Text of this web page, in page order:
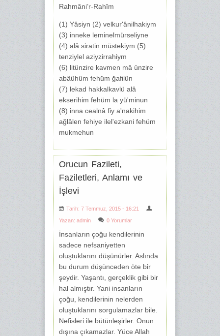
Rahmâni’r-Rahîm
(1) Yâsiyn (2) velkur'ânilhakiym
(3) inneke leminelmürseliyne
(4) alâ siratin müstekiym (5)
tenziylel aziyzirrahiym
(6) litünzire kavmen mâ ünzire
abâühüm fehüm ğafilûn
(7) lekad hakkalkavlü alâ
ekserihim fehüm la yü'minun
(8) inna cealnâ fiy a'nakihim
ağlâlen fehiye ilel'ezkani fehüm
mukmehun
Orucun Fazileti,
Faziletleri, Anlamı ve
İşlevi
Tarih: 7 Temmuz, 2015 - 16:21
Yazan: admin 0 Yorumlar
İnsanların çoğu kendilerinin
sadece nefsaniyetten
oluştuklarını düşünürler. Aslında
bu durum düşünceden öte bir
şeydir. Yaşantı, gerçeklik gibi bir
hal almıştır. Yani insanların
çoğu, kendilerinin nelerden
oluştuklarını sorgulamazlar bile.
Nefisleri ile bütünleşirler. Onun
dışına çıkamazlar. Yüce Allah